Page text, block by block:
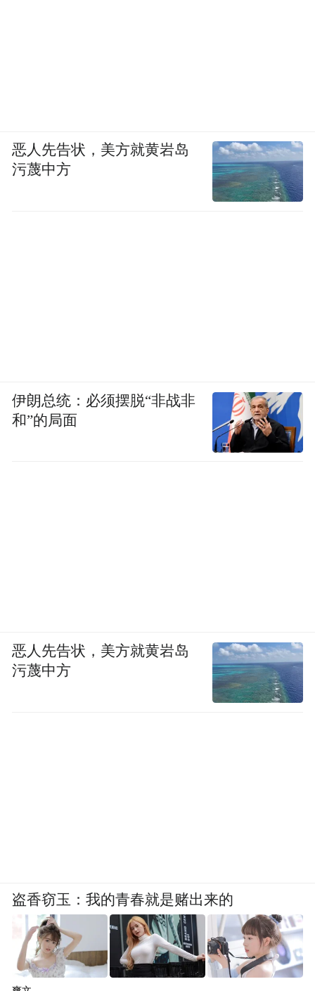
恶人先告状，美方就黄岩岛
污蔑中方
伊朗总统：必须摆脱“非战非
和”的局面
恶人先告状，美方就黄岩岛
污蔑中方
盗香窃玉：我的青春就是赌出来的